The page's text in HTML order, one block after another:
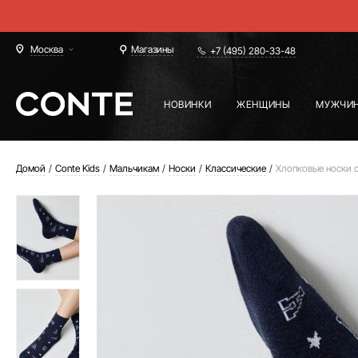
Москва Магазины +7 (495) 280-33-48
НОВИНКИ ЖЕНЩИНЫ
Домой Conte Kids Мальчикам Носки Классические Хлопковые носки